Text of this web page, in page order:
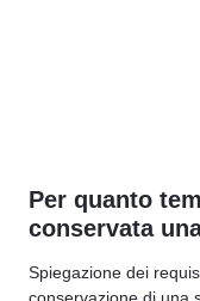
Per quanto
conservata
Spiegazione dei
conservazione di una